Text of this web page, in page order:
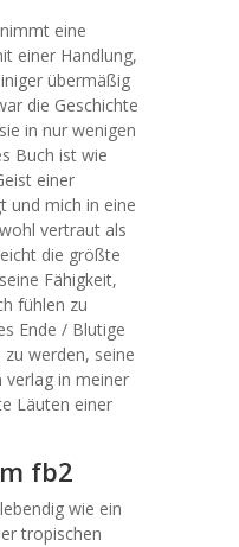
eine
einer Handlung,
übermäßig
die Geschichte
in nur wenigen
Buch ist wie
einer
und mich in eine
vertraut als
die größte
Fähigkeit,
fühlen zu
Ende / Blutige
werden, seine
verlag in meiner
Läuten einer
fb2
wie ein
tropischen